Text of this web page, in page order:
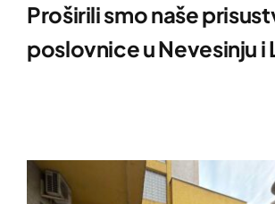
Proširili smo naše
poslovnice u Nevesinju i